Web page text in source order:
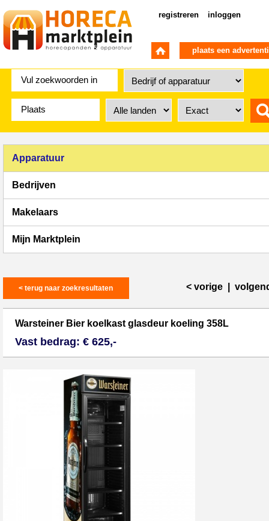
registreren inloggen
plaats een
Apparatuur
Bedrijven
Makelaars
Mijn Marktplein
< terug naar zoekresultaten < vorige
Warsteiner Bier koelkast glasdeur koeling 358L
Vast bedrag: € 625,-